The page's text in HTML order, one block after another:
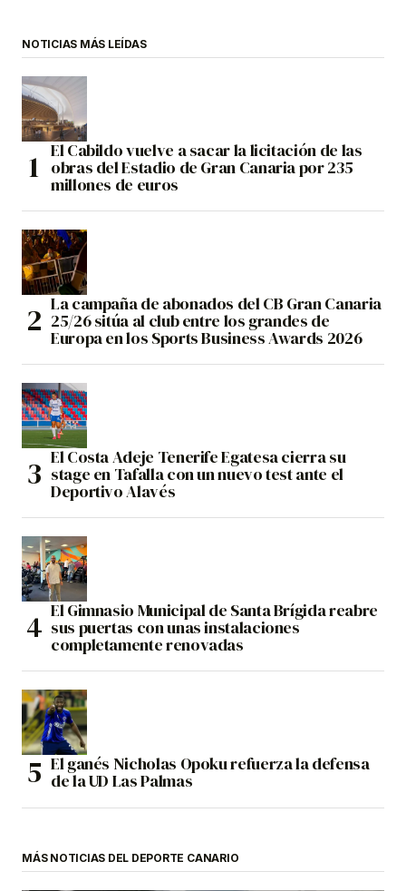
NOTICIAS MÁS LEÍDAS
El Cabildo vuelve a sacar la licitación de las
obras del Estadio de Gran Canaria por 235
millones de euros
La campaña de abonados del CB Gran Canaria
25/26 sitúa al club entre los grandes de
Europa en los Sports Business Awards 2026
El Costa Adeje Tenerife Egatesa cierra su
stage en Tafalla con un nuevo test ante el
Deportivo Alavés
El Gimnasio Municipal de Santa Brígida reabre
sus puertas con unas instalaciones
completamente renovadas
El ganés Nicholas Opoku refuerza la defensa
de la UD Las Palmas
MÁS NOTICIAS DEL DEPORTE CANARIO